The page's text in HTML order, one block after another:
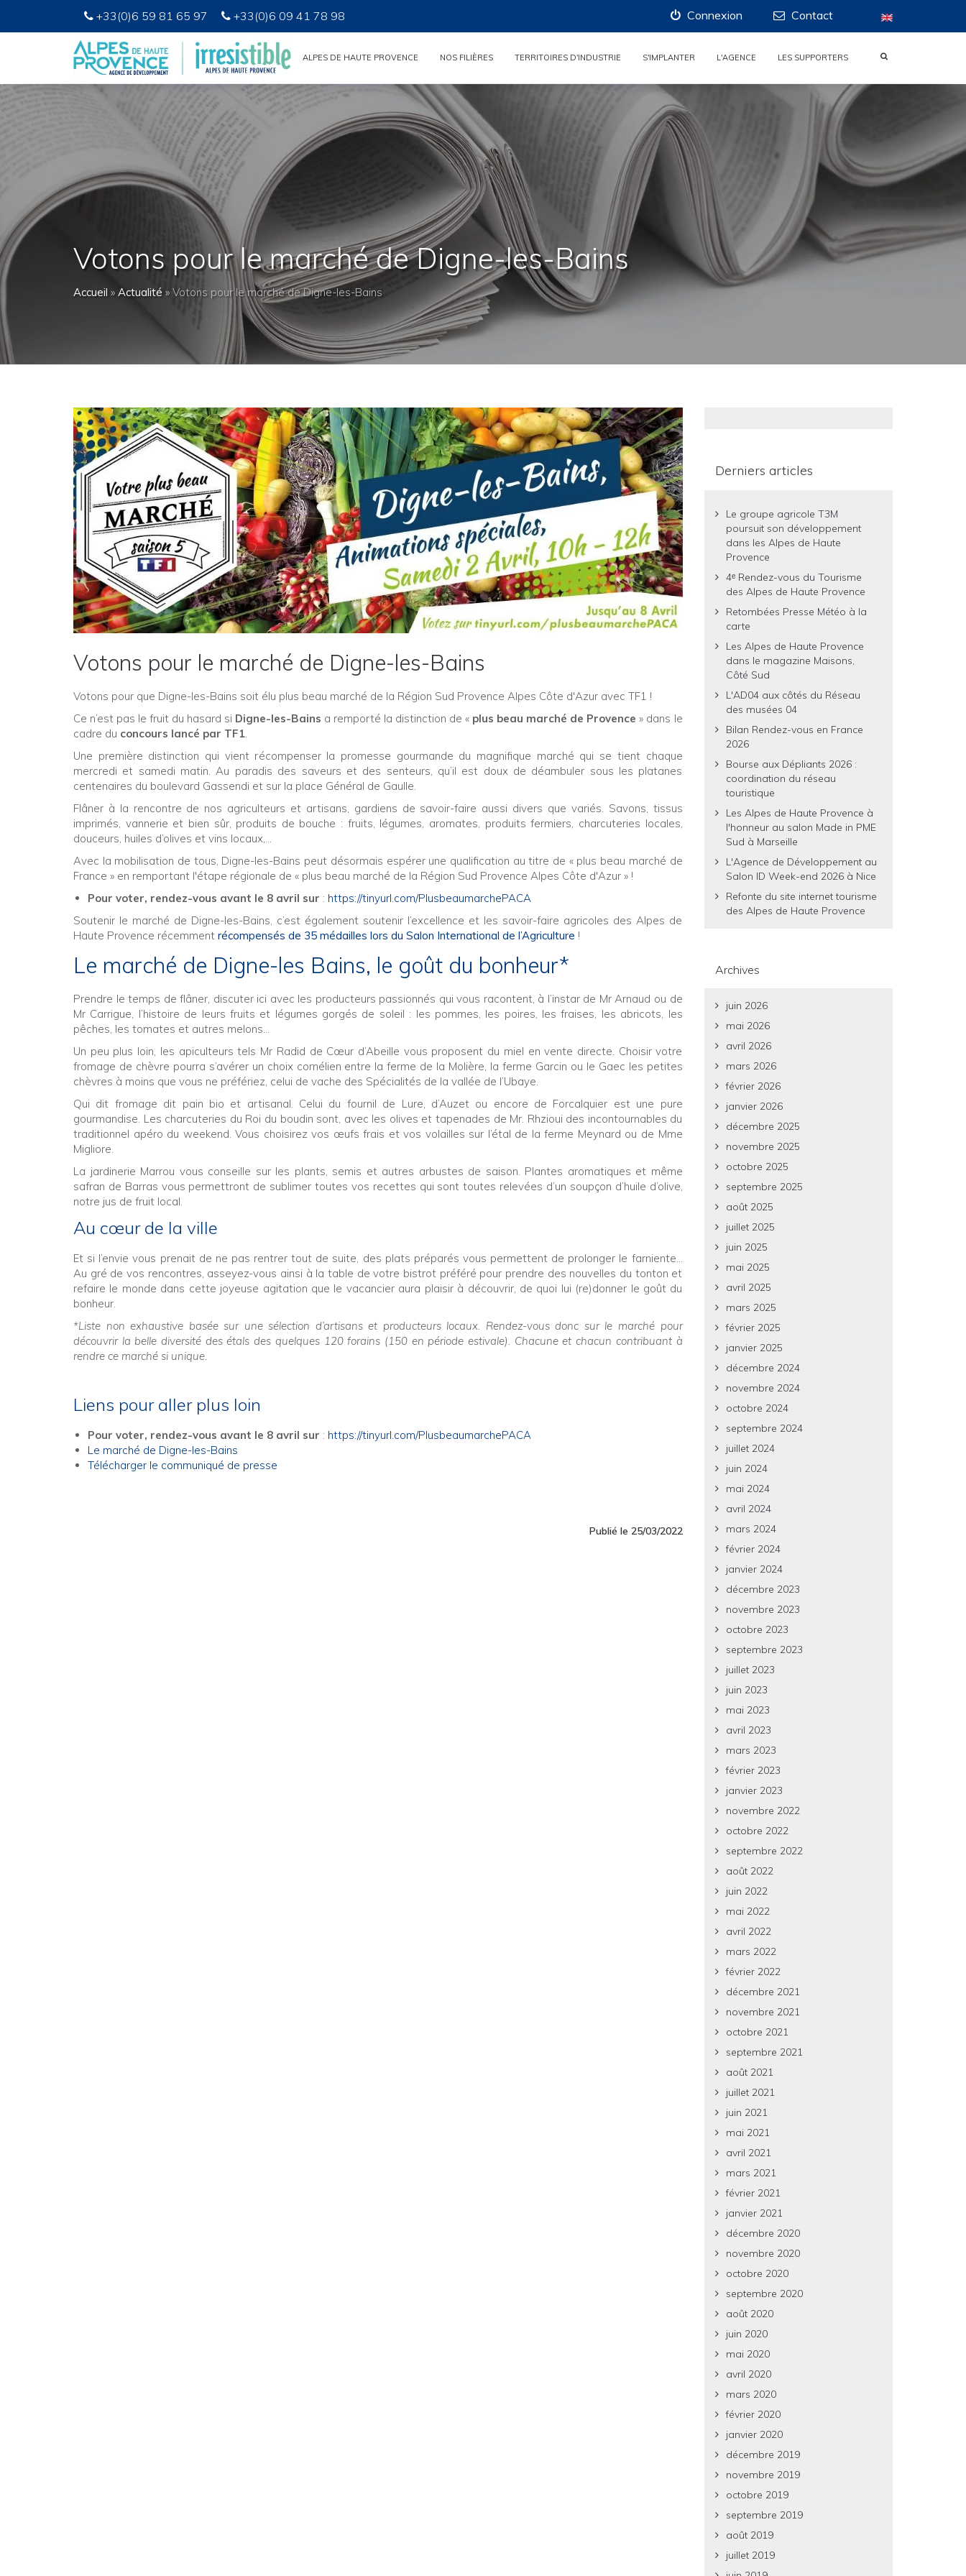
+33(0)6 59 81 65 97 +33(0)6 09 41 78 98 Connexion Contact
ALPES DE HAUTE PROVENCE NOS FILIÈRES TERRITOIRES D'INDUSTRIE S'IMPLANTER L'AGENCE LES SUPPORTERS
Votons pour le marché de Digne-les-Bains
Accueil » Actualité » Votons pour le marché de Digne-les-Bains
Votons pour le marché de Digne-les-Bains
Votons pour que Digne-les-Bains soit élu plus beau marché de la Région Sud Provence Alpes Côte d'Azur avec TF1 !
Ce n’est pas le fruit du hasard si Digne-les-Bains a remporté la distinction de « plus beau marché de Provence » dans le
cadre du concours lancé par TF1
Une première distinction qui vient récompenser la promesse gourmande du magnifique marché qui se tient chaque
mercredi et samedi matin. Au paradis des saveurs et des senteurs, qu’il est doux de déambuler sous les platanes
centenaires du boulevard Gassendi et sur la place Général de Gaulle.
Flâner à la rencontre de nos agriculteurs et artisans, gardiens de savoir-faire aussi divers que variés. Savons, tissus
imprimés, vannerie et bien sûr, produits de bouche : fruits, légumes, aromates, produits fermiers, charcuteries locales,
douceurs, huiles d’olives et vins locaux,…
Avec la mobilisation de tous, Digne-les-Bains peut désormais espérer une qualification au titre de « plus beau marché de
France » en remportant l'étape régionale de « plus beau marché de la Région Sud Provence Alpes Côte d'Azur » !
Pour voter, rendez-vous avant le 8 avril sur : https://tinyurl.com/PlusbeaumarchePACA
Soutenir le marché de Digne-les-Bains, c’est également soutenir l’excellence et les savoir-faire agricoles des Alpes de
Haute Provence récemment récompensés de 35 médailles lors du Salon International de l’Agriculture !
Le marché de Digne-les Bains, le goût du bonheur*
Prendre le temps de flâner, discuter ici avec les producteurs passionnés qui vous racontent, à l’instar de Mr Arnaud ou de
Mr Carrigue, l’histoire de leurs fruits et légumes gorgés de soleil : les pommes, les poires, les fraises, les abricots, les
pêches, les tomates et autres melons...
Un peu plus loin, les apiculteurs tels Mr Radid de Cœur d’Abeille vous proposent du miel en vente directe. Choisir votre
fromage de chèvre pourra s’avérer un choix cornélien entre la ferme de la Molière, la ferme Garcin ou le Gaec les petites
chèvres à moins que vous ne préfériez, celui de vache des Spécialités de la vallée de l’Ubaye.
Qui dit fromage dit pain bio et artisanal. Celui du fournil de Lure, d’Auzet ou encore de Forcalquier est une pure
gourmandise. Les charcuteries du Roi du boudin sont, avec les olives et tapenades de Mr. Rhzioui des incontournables du
traditionnel apéro du weekend. Vous choisirez vos œufs frais et vos volailles sur l’étal de la ferme Meynard ou de Mme
Migliore.
La jardinerie Marrou vous conseille sur les plants, semis et autres arbustes de saison. Plantes aromatiques et même
safran de Barras vous permettront de sublimer toutes vos recettes qui sont toutes relevées d’un soupçon d’huile d’olive,
notre jus de fruit local.
Au cœur de la ville
Et si l’envie vous prenait de ne pas rentrer tout de suite, des plats préparés vous permettent de prolonger le farniente…
Au gré de vos rencontres, asseyez-vous ainsi à la table de votre bistrot préféré pour prendre des nouvelles du tonton et
refaire le monde dans cette joyeuse agitation que le vacancier aura plaisir à découvrir, de quoi lui (re)donner le goût du
bonheur.
*Liste non exhaustive basée sur une sélection d’artisans et producteurs locaux. Rendez-vous donc sur le marché pour
découvrir la belle diversité des étals des quelques 120 forains (150 en période estivale). Chacune et chacun contribuant à
rendre ce marché si unique.
Liens pour aller plus loin
Pour voter, rendez-vous avant le 8 avril sur : https://tinyurl.com/PlusbeaumarchePACA
Le marché de Digne-les-Bains
Télécharger le communiqué de presse
Publié le 25/03/2022
Derniers articles
Le groupe agricole T3M
poursuit son développement
dans les Alpes de Haute
Provence
4ᵉ Rendez-vous du Tourisme
des Alpes de Haute Provence
Retombées Presse Météo à la
carte
Les Alpes de Haute Provence
dans le magazine Maisons,
Côté Sud
L'AD04 aux côtés du Réseau
des musées 04
Bilan Rendez-vous en France
2026
Bourse aux Dépliants 2026 :
coordination du réseau
touristique
Les Alpes de Haute Provence à
l'honneur au salon Made in PME
Sud à Marseille
L'Agence de Développement au
Salon ID Week-end 2026 à Nice
Refonte du site internet tourisme
des Alpes de Haute Provence
Archives
juin 2026
mai 2026
avril 2026
mars 2026
février 2026
janvier 2026
décembre 2025
novembre 2025
octobre 2025
septembre 2025
août 2025
juillet 2025
juin 2025
mai 2025
avril 2025
mars 2025
février 2025
janvier 2025
décembre 2024
novembre 2024
octobre 2024
septembre 2024
juillet 2024
juin 2024
mai 2024
avril 2024
mars 2024
février 2024
janvier 2024
décembre 2023
novembre 2023
octobre 2023
septembre 2023
juillet 2023
juin 2023
mai 2023
avril 2023
mars 2023
février 2023
janvier 2023
novembre 2022
octobre 2022
septembre 2022
août 2022
juin 2022
mai 2022
avril 2022
mars 2022
février 2022
décembre 2021
novembre 2021
octobre 2021
septembre 2021
août 2021
juillet 2021
juin 2021
mai 2021
avril 2021
mars 2021
février 2021
janvier 2021
décembre 2020
novembre 2020
octobre 2020
septembre 2020
août 2020
juin 2020
mai 2020
avril 2020
mars 2020
février 2020
janvier 2020
décembre 2019
novembre 2019
octobre 2019
septembre 2019
août 2019
juillet 2019